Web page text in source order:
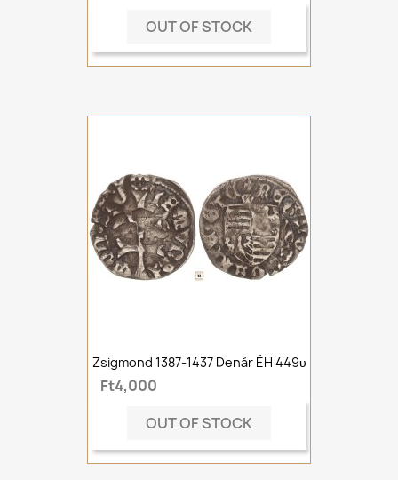
OUT OF STOCK
Zsigmond 1387-1437 Denár ÉH 449υ
Ft4,000
OUT OF STOCK